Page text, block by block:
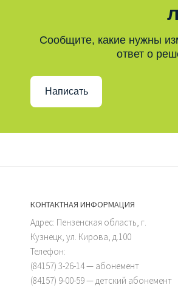
Сообщите, какие нужны
ответ о
Написать
КОНТАКТНАЯ ИНФОРМАЦИЯ
Адрес: Пензенская область, г.
Кузнецк, ул. Кирова, д.100
Телефон:
(84157) 3-26-14 — абонемент
(84157) 9-00-59 — детский абонемент